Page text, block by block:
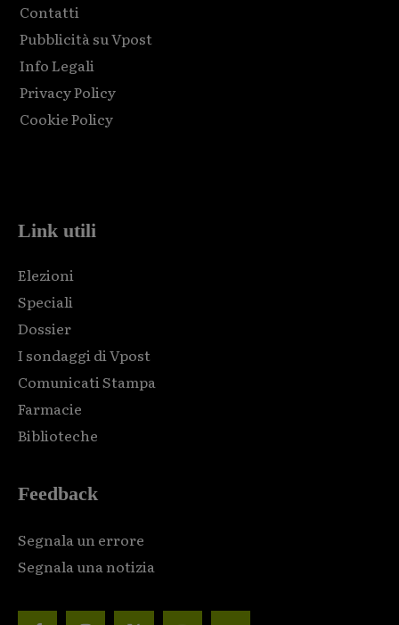
Contatti
Pubblicità su Vpost
Info Legali
Privacy Policy
Cookie Policy
Link utili
Elezioni
Speciali
Dossier
I sondaggi di Vpost
Comunicati Stampa
Farmacie
Biblioteche
Feedback
Segnala un errore
Segnala una notizia